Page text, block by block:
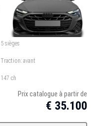
5 sièges
Traction: avant
147 ch
Prix catalogue à partir de
€ 35.100